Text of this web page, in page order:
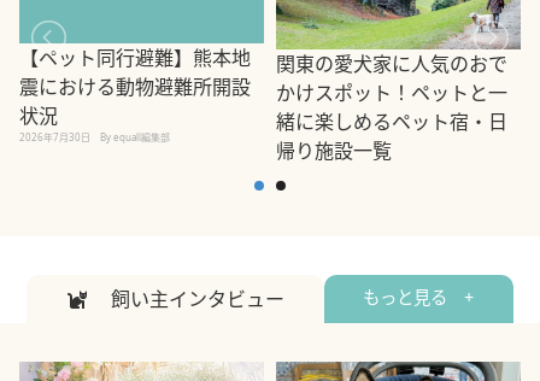
【ペット同行避難】熊本地
震における動物避難所開設
状況
2026年7月30日 By equall編集部
関東の愛犬家に人気のおで
かけスポット！ペットと一
緒に楽しめるペット宿・日
帰り施設一覧
飼い主インタビュー もっと見る +